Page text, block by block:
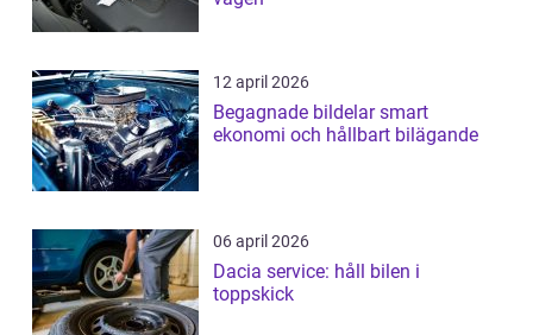
12 april 2026
Begagnade bildelar smart
ekonomi och hållbart bilägande
06 april 2026
Dacia service: håll bilen i
toppskick